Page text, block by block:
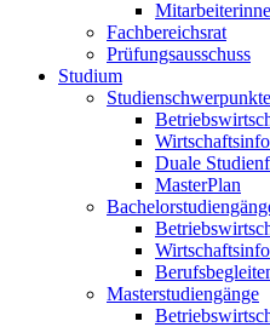
Fachbereichsrat
Prüfungsausschuss
Studium
Studienschwerpunkte
Duale
MasterPlan
Masterstudiengänge